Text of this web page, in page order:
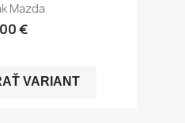
Mazda
€
VARIANT